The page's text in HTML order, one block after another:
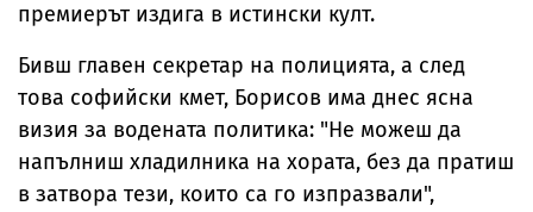
премиерът издига в истински култ.
Бивш главен секретар на полицията, а след
това софийски кмет, Борисов има днес ясна
визия за водената политика: "Не можеш да
напълниш хладилника на хората, без да пратиш
в затвора тези, които са го изпразвали",